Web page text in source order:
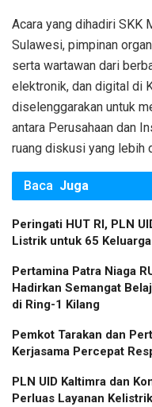
Acara yang dihadiri SKK
Sulawesi, pimpinan
serta wartawan dari
elektronik, dan digital di
diselenggarakan untuk
antara Perusahaan dan
ruang diskusi yang lebih
Baca Juga
Peringati HUT RI, PLN
Listrik untuk 65
Pertamina Patra Niaga
Hadirkan Semangat
di Ring-1 Kilang
Pemkot Tarakan dan
Kerjasama Percepat
PLN UID Kaltimra dan
Perluas Layanan